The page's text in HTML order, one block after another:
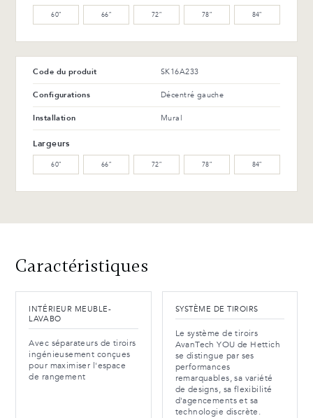
60″ 66″ 72″ 78″ 84″
Code du produit SK16A233
Configurations Décentré gauche
Installation Mural
Largeurs
60″ 66″ 72″ 78″ 84″
Caractéristiques
INTÉRIEUR MEUBLE-
LAVABO
Avec séparateurs de tiroirs
ingénieusement conçues
pour maximiser l'espace
de rangement
SYSTÈME DE TIROIRS
Le système de tiroirs
AvanTech YOU de Hettich
se distingue par ses
performances
remarquables, sa variété
de designs, sa flexibilité
d'agencements et sa
technologie discrète.